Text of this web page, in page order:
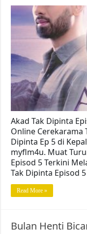
Akad Tak Dipinta
Online Cerekarama
Dipinta Ep 5 di
myflm4u. Muat
Episod 5 Terkini
Tak Dipinta Episod
Read More »
Bulan Henti